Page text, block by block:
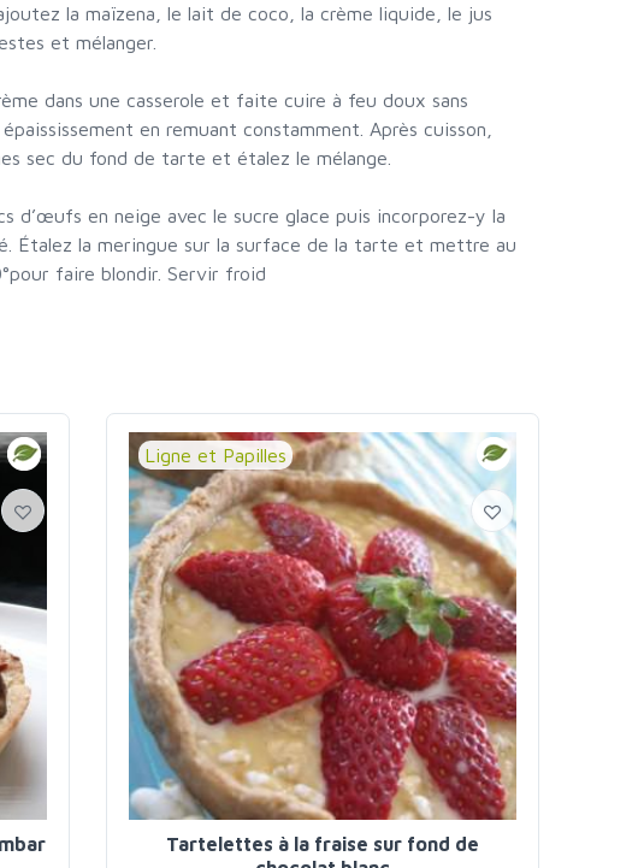
la maïzena, le lait de coco, la crème liquide, le jus
et mélanger.
dans une casserole et faite cuire à feu doux sans
en remuant constamment. Après cuisson,
sec du fond de tarte et étalez le mélange.
d’œufs en neige avec le sucre glace puis incorporez-y la
Étalez la meringue sur la surface de la tarte et mettre au
faire blondir. Servir froid
Ligne et Papilles
Tartelettes à la fraise sur fond de